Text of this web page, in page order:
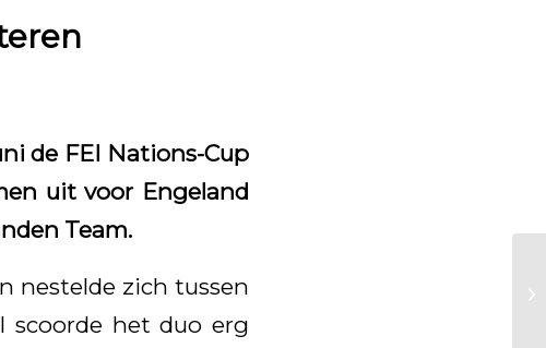
de FEI Nations-Cup
uit voor Engeland
Team.
nestelde zich tussen
scoorde het duo erg